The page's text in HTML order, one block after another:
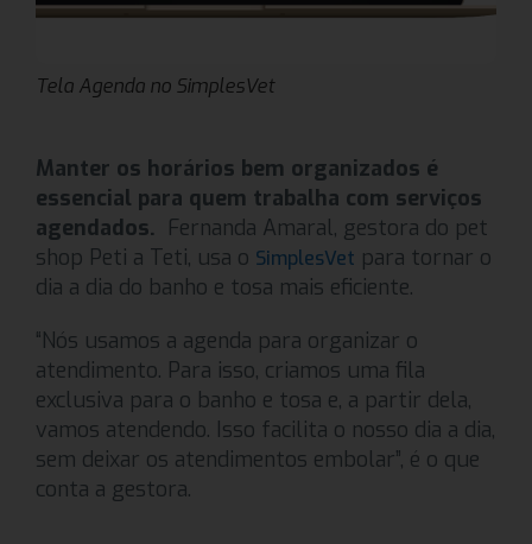
Tela Agenda no SimplesVet
Manter os horários bem organizados é
essencial para quem trabalha com serviços
agendados. Fernanda Amaral, gestora do pet
shop Peti a Teti, usa o SimplesVet para tornar o
dia a dia do banho e tosa mais eficiente.
“Nós usamos a agenda para organizar o
atendimento. Para isso, criamos uma fila
exclusiva para o banho e tosa e, a partir dela,
vamos atendendo. Isso facilita o nosso dia a dia,
sem deixar os atendimentos embolar”, é o que
conta a gestora.